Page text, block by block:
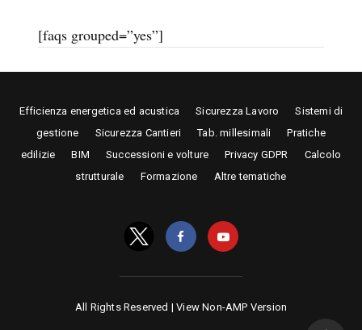
[faqs grouped=”yes”]
Efficienza energetica ed acustica Sicurezza Lavoro
Sistemi di
gestione
Sicurezza Cantieri Tab. millesimali
Pratiche
edilizie
BIM Successioni e volture Privacy GDPR
Calcolo
strutturale
Formazione Altre tematiche
All Rights Reserved |View Non-AMP Version